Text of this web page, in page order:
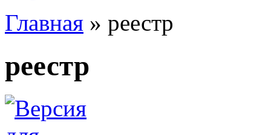
Главная » реестр
реестр